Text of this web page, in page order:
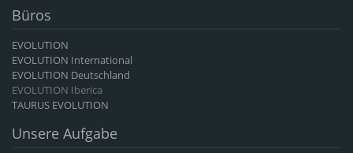
Büros
EVOLUTION
EVOLUTION International
EVOLUTION Deutschland
EVOLUTION Iberica
TAURUS EVOLUTION
Unsere Aufgabe